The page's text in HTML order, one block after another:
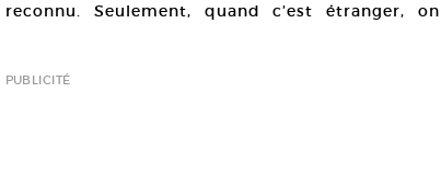
Seulement, quand c’est étranger, on
PUBLICITÉ